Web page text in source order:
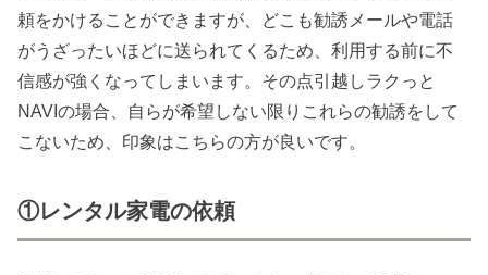
頼をかけることができますが、どこも勧誘メールや電話
がうざったいほどに送られてくるため、利用する前に不
信感が強くなってしまいます。その点引越しラクっと
NAVIの場合、自らが希望しない限りこれらの勧誘をして
こないため、印象はこちらの方が良いです。
①レンタル家電の依頼